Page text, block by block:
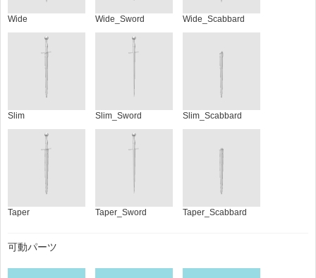
Wide Wide_Sword Wide_Scabbard
Slim Slim_Sword Slim_Scabbard
Taper Taper_Sword Taper_Scabbard
可動パーツ